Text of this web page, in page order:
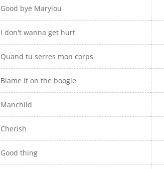
Good bye Marylou
I don't wanna get hurt
Quand tu serres mon corps
Blame it on the boogie
Manchild
Cherish
Good thing